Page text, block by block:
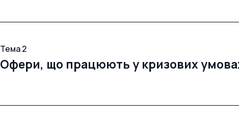
Тема 2
Офери, що працюють у кризових